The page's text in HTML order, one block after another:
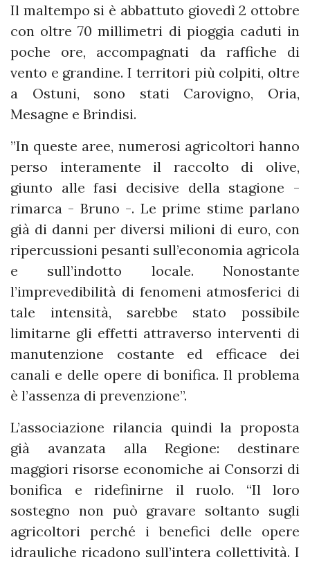
Il maltempo si è abbattuto giovedì 2 ottobre
con oltre 70 millimetri di pioggia caduti in
poche ore, accompagnati da raffiche di
vento e grandine. I territori più colpiti, oltre
a Ostuni, sono stati Carovigno, Oria,
Mesagne e Brindisi.
”In queste aree, numerosi agricoltori hanno
perso interamente il raccolto di olive,
giunto alle fasi decisive della stagione -
rimarca - Bruno -. Le prime stime parlano
già di danni per diversi milioni di euro, con
ripercussioni pesanti sull’economia agricola
e sull’indotto locale. Nonostante
l’imprevedibilità di fenomeni atmosferici di
tale intensità, sarebbe stato possibile
limitarne gli effetti attraverso interventi di
manutenzione costante ed efficace dei
canali e delle opere di bonifica. Il problema
è l’assenza di prevenzione”.
L’associazione rilancia quindi la proposta
già avanzata alla Regione: destinare
maggiori risorse economiche ai Consorzi di
bonifica e ridefinirne il ruolo. “Il loro
sostegno non può gravare soltanto sugli
agricoltori perché i benefici delle opere
idrauliche ricadono sull’intera collettività. I